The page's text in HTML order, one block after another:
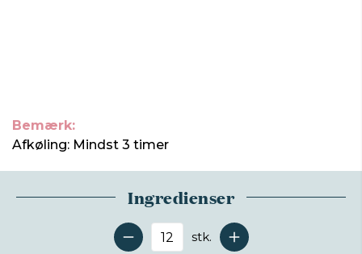
Bemærk:
Afkøling: Mindst 3 timer
Ingredienser
Antal serveringer
stk.